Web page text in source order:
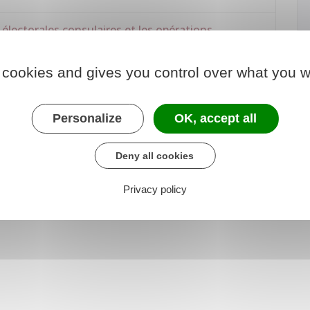
consulaires et les opérations
and gives you control over what you
Personalize OK, accept all
Deny all cookies
Privacy policy